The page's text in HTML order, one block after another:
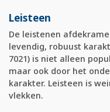
Leisteen
De leistenen
levendig, robuust
7021) is niet alleen
maar ook door het
karakter. Leisteen is
vlekken.